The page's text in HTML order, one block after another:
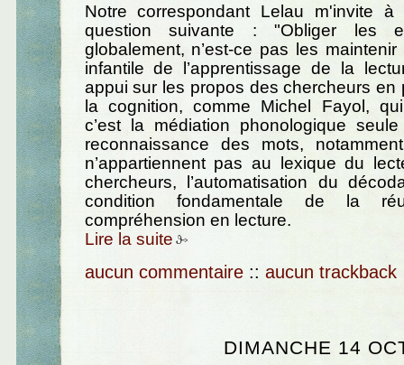
Notre correspondant Lelau m'invite
question suivante : "Obliger les
globalement, n’est-ce pas les
infantile de l’apprentissage de la
appui sur les propos des chercheurs en
la cognition, comme Michel Fayol,
c’est la médiation phonologique
reconnaissance des mots,
n’appartiennent pas au lexique du
chercheurs, l’automatisation du
condition fondamentale de la
compréhension en lecture.
Lire la suite
aucun commentaire :: aucun trackback
DIMANCHE 14